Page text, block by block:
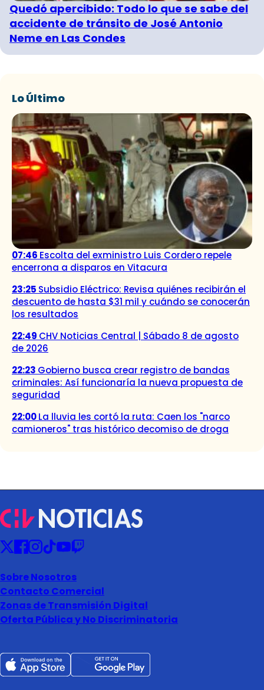
Quedó apercibido: Todo lo que se sabe del
accidente de tránsito de José Antonio
Neme en Las Condes
Lo Último
07:46 Escolta del exministro Luis Cordero repele
encerrona a disparos en Vitacura
23:25 Subsidio Eléctrico: Revisa quiénes recibirán el
descuento de hasta $31 mil y cuándo se conocerán
los resultados
22:49 CHV Noticias Central | Sábado 8 de agosto
de 2026
22:23 Gobierno busca crear registro de bandas
criminales: Así funcionaría la nueva propuesta de
seguridad
22:00La lluvia les cortó la ruta: Caen los "narco
camioneros" tras histórico decomiso de droga
Sobre Nosotros
Contacto Comercial
Zonas de Transmisión Digital
Oferta Pública y No Discriminatoria